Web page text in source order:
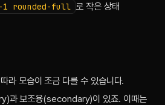
rounded-full 로 작은 상태
라 모습이 조금 다를 수 있습니다.
과 보조용(secondary)이 있죠. 이때는